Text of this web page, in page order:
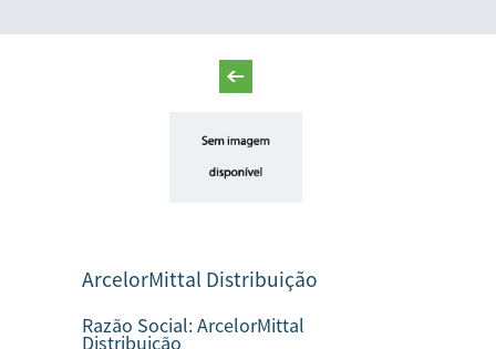
ArcelorMittal Distribuição
Razão Social:ArcelorMittal
Distribuição